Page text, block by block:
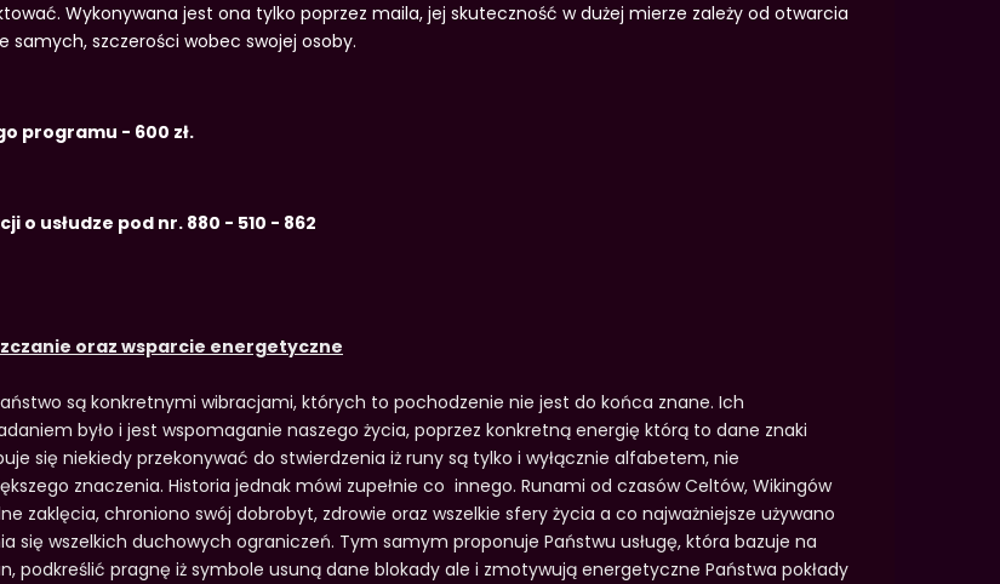
Wykonywana jest ona tylko poprzez maila, jej skuteczność w dużej mierze zależy od otwarcia
samych, szczerości wobec swojej osoby.
programu - 600 zł.
o usłudze pod nr. 880 - 510 - 862
oraz wsparcie energetyczne
są konkretnymi wibracjami, których to pochodzenie nie jest do końca znane. Ich
było i jest wspomaganie naszego życia, poprzez konkretną energię którą to dane znaki
się niekiedy przekonywać do stwierdzenia iż runy są tylko i wyłącznie alfabetem, nie
znaczenia. Historia jednak mówi zupełnie co innego. Runami od czasów Celtów, Wikingów
zaklęcia, chroniono swój dobrobyt, zdrowie oraz wszelkie sfery życia a co najważniejsze używano
się wszelkich duchowych ograniczeń. Tym samym proponuje Państwu usługę, która bazuje na
podkreślić pragnę iż symbole usuną dane blokady ale i zmotywują energetyczne Państwa pokłady